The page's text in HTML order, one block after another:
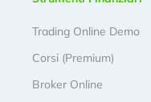
Trading Online Demo
Corsi (Premium)
Broker Online